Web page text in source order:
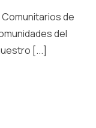
de
del
[...]